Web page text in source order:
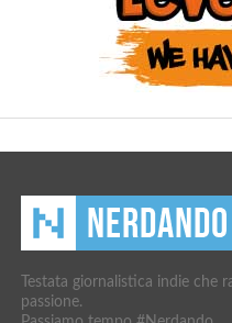
Testata giornalistica indie che
passione.